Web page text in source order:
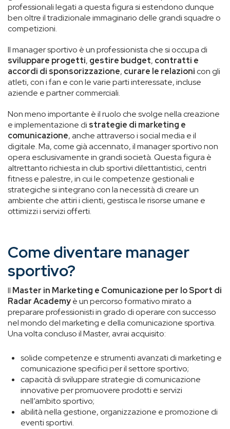
professionali legati a questa figura si estendono dunque
ben oltre il tradizionale immaginario delle grandi squadre o
competizioni.
Il manager sportivo è un professionista che si occupa di
sviluppare progetti, gestire budget, contratti e
accordi di sponsorizzazione, curare le relazionicon gli
atleti, con i fan e con le varie parti interessate, incluse
aziende e partner commerciali.
Non meno importante è il ruolo che svolge nella creazione
e implementazione di strategie di marketing e
comunicazione, anche attraverso i social media e il
digitale. Ma, come già accennato, il manager sportivo non
opera esclusivamente in grandi società. Questa figura è
altrettanto richiesta in club sportivi dilettantistici, centri
fitness e palestre, in cui le competenze gestionali e
strategiche si integrano con la necessità di creare un
ambiente che attiri i clienti, gestisca le risorse umane e
ottimizzi i servizi offerti.
Come diventare manager
sportivo?
Il Master in Marketing e Comunicazione per lo Sport di
Radar Academyè un percorso formativo mirato a
preparare professionisti in grado di operare con successo
nel mondo del marketing e della comunicazione sportiva.
Una volta concluso il Master, avrai acquisito:
solide competenze e strumenti avanzati di marketing e
comunicazione specifici per il settore sportivo;
capacità di sviluppare strategie di comunicazione
innovative per promuovere prodotti e servizi
nell’ambito sportivo;
abilità nella gestione, organizzazione e promozione di
eventi sportivi.